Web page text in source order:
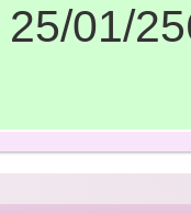
25/01/